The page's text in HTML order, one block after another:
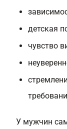
детская
чувство
У мужчин